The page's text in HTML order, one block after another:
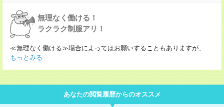
無理なく働ける！
ラクラク制服アリ！
≪無理なく働ける≫場合によってはお願いすることもありますが、
...
もっとみる
あなたの閲覧履歴からのオススメ